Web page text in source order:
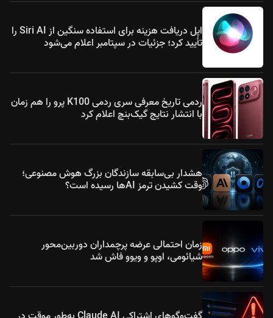
اپل دریافت هزینه برای استفاده سنگین از Siri AI را
تأیید کرد؛ جزئیات در سپتامبر اعلام می‌شود
ردمی تاریخ معرفی سری ردمی K100 پرو را هم زمان
با انتشار نتایج گیک‌بنچ اعلام کرد
هشدار بی‌سابقه سازندگان بزرگ هوش مصنوعی؛
وقت کشیدن ترمز AIها رسیده است؟
زمان احتمالی عرضه پرچمداران دوربین‌محور
شیائومی، اوپو و ویوو فاش شد